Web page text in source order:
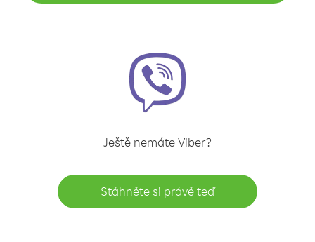
Ještě nemáte Viber?
Stáhněte si právě teď